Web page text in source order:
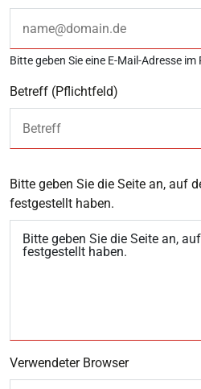
Bitte geben Sie eine E-Mail-Adresse
Betreff (Pflichtfeld)
Bitte geben Sie die Seite an, auf
festgestellt haben.
Verwendeter Browser